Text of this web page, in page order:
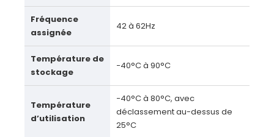
Fréquence
assignée
42 à 62Hz
Température de
stockage
−40°C à 90°C
Température
d’utilisation
−40°C à 80°C, avec
déclassement au-dessus de
25°C